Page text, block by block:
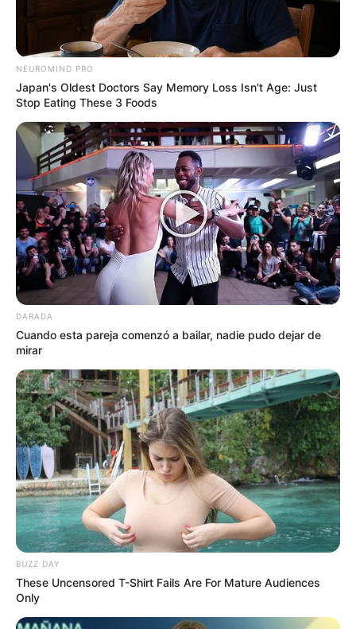
NEUROMIND PRO
Japan's Oldest Doctors Say Memory Loss Isn't Age: Just
Stop Eating These 3 Foods
DARADA
Cuando esta pareja comenzó a bailar, nadie pudo dejar de
mirar
BUZZ DAY
These Uncensored T-Shirt Fails Are For Mature Audiences
Only